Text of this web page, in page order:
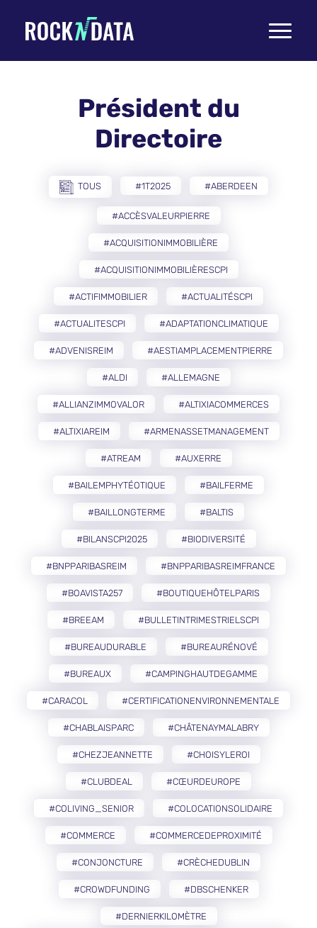
Toggle
Président du
Directoire
TOUS #1T2025 #ABERDEEN
#ACCÈSVALEURPIERRE
#ACQUISITIONIMMOBILIÈRE
#ACQUISITIONIMMOBILIÈRESCPI
#ACTIFIMMOBILIER #ACTUALITÉSCPI
#ACTUALITESCPI #ADAPTATIONCLIMATIQUE
#ADVENISREIM #AESTIAMPLACEMENTPIERRE
#ALDI #ALLEMAGNE
#ALLIANZIMMOVALOR #ALTIXIACOMMERCES
#ALTIXIAREIM #ARMENASSETMANAGEMENT
#ATREAM #AUXERRE
#BAILEMPHYTÉOTIQUE #BAILFERME
#BAILLONGTERME #BALTIS
#BILANSCPI2025 #BIODIVERSITÉ
#BNPPARIBASREIM #BNPPARIBASREIMFRANCE
#BOAVISTA257 #BOUTIQUEHÔTELPARIS
#BREEAM #BULLETINTRIMESTRIELSCPI
#BUREAUDURABLE #BUREAURÉNOVÉ
#BUREAUX #CAMPINGHAUTDEGAMME
#CARACOL #CERTIFICATIONENVIRONNEMENTALE
#CHABLAISPARC #CHÂTENAYMALABRY
#CHEZJEANNETTE #CHOISYLEROI
#CLUBDEAL #CŒURDEUROPE
#COLIVING_SENIOR #COLOCATIONSOLIDAIRE
#COMMERCE #COMMERCEDEPROXIMITÉ
#CONJONCTURE #CRÈCHEDUBLIN
#CROWDFUNDING #DBSCHENKER
#DERNIERKILOMÈTRE